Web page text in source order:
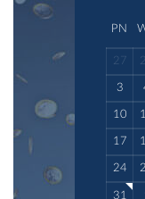
PN
27
3
10
17
24
31